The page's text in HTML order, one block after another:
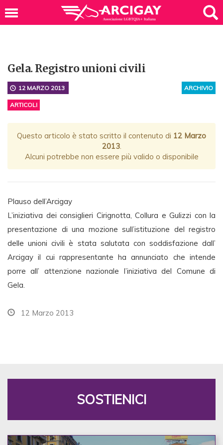
Gela. Registro unioni civili
ARCHIVIO
12 MARZO 2013
ARTICOLI
Questo articolo è stato scritto il contenuto di 12 Marzo
2013.
Alcuni potrebbe non essere più valido o disponibile
Plauso dell’Arcigay
L’iniziativa dei consiglieri Cirignotta, Collura e Gulizzi con la
presentazione di una mozione sull’istituzione del registro
delle unioni civili è stata salutata con soddisfazione dall’
Arcigay il cui rappresentante ha annunciato che intende
porre all’ attenzione nazionale l’iniziativa del Comune di
Gela.
12 Marzo 2013
SOSTIENICI